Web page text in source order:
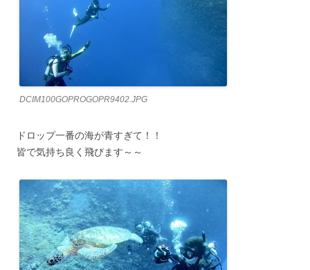
DCIM100GOPROGOPR9402.JPG
ドロップ一番の海が青すぎて！！
皆で気持ち良く飛びます～～